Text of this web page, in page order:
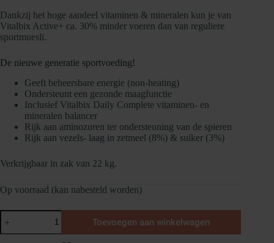
Dankzij het hoge aandeel vitaminen & mineralen kun je van
Vitalbix Active+ ca. 30% minder voeren dan van reguliere
sportmuesli.
De nieuwe generatie sportvoeding!
Geeft beheersbare energie (non-heating)
Ondersteunt een gezonde maagfunctie
Inclusief Vitalbix Daily Complete vitaminen- en
mineralen balancer
Rijk aan aminozuren ter ondersteuning van de spieren
Rijk aan vezels- laag in zetmeel (8%) & suiker (3%)
Verkrijgbaar in zak van 22 kg.
Op voorraad (kan nabesteld worden)
Vitalbix
Active+
aantal
Toevoegen aan winkelwagen